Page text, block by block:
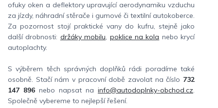
ofuky oken a deflektory upravující aerodynamiku vzduchu
za jízdy, náhradní stěrače i gumové či textilní autokoberce.
Za pozornost stojí praktické vany do kufru, stejně jako
další drobnosti: držáky mobilu, poklice na kola nebo krycí
autoplachty.
S výběrem těch správných doplňků rádi poradíme také
osobně. Stačí nám v pracovní době zavolat na číslo 732
147 896 nebo napsat na info@autodoplnky-obchod.cz.
Společně vybereme to nejlepší řešení.